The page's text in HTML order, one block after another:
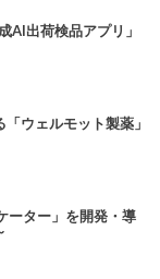
AI出荷検品アプリ」
ウェルモット製薬」
ーター」を開発・導